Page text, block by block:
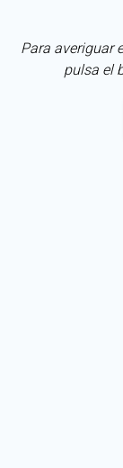
Para averiguar
pulsa el